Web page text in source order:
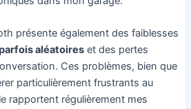
présente également des faiblesses
aléatoireset des pertes
Ces problèmes, bien que
particulièrement frustrants au
rapportent régulièrement mes